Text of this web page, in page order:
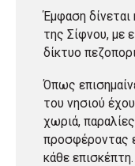
Έμφαση
της Σίφνου, με
δίκτυο
Όπως
του νησιού
χωριά,
προσφέροντας
κάθε επισκέπτη.